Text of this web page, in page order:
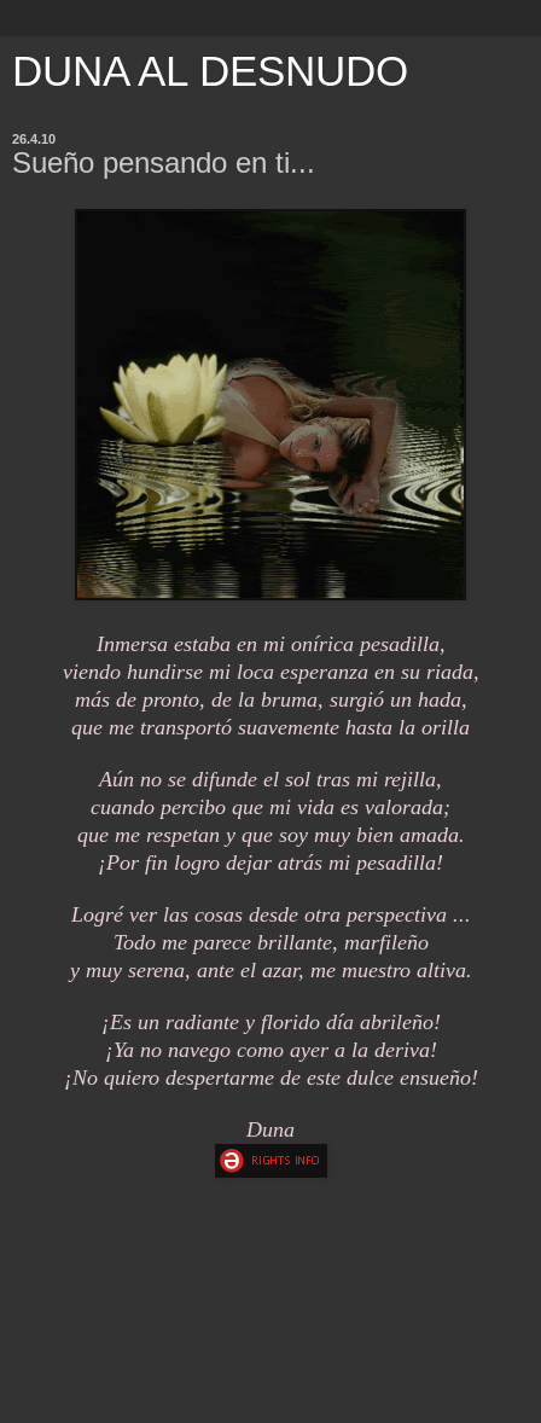
DUNA AL DESNUDO
26.4.10
Sueño pensando en ti...
Inmersa estaba en mi onírica pesadilla,
viendo hundirse mi loca esperanza en su riada,
más de pronto, de la bruma, surgió un hada,
que me transportó suavemente hasta la orilla
Aún no se difunde el sol tras mi rejilla,
cuando percibo que mi vida es valorada;
que me respetan y que soy muy bien amada.
¡Por fin logro dejar atrás mi pesadilla!
Logré ver las cosas desde otra perspectiva ...
Todo me parece brillante, marfileño
y muy serena, ante el azar, me muestro altiva.
¡Es un radiante y florido día abrileño!
¡Ya no navego como ayer a la deriva!
¡No quiero despertarme de este dulce ensueño!
Duna